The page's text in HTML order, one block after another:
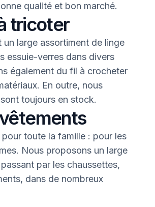
qualité et bon marché.
tricoter
large assortiment de linge
essuie-verres dans divers
également du fil à crocheter
En outre, nous
toujours en stock.
toute la famille : pour les
Nous proposons un large
par les chaussettes,
dans de nombreux